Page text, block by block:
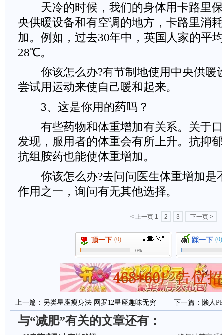
天冷的时候，我们的身体用卡路里保
央供暖设备和有空调的地方，卡路里消
加。例如，过去30年中，英国人家的平
28℃。
你该怎么办?有节制地使用中央供暖
尝试用运动来使自己暖和起来。
3、这是你用的药吗？
有些药物和体重增加有关系。关于口
发现，服用者的体重会有所上升。抗抑
抗组胺药也能使体重增加。
你该怎么办?去问问医生体重增加是
作用之一，询问有无其他选择。
< 上一页 1 2 3 下一页 >
顶一下 (0)
0%
踩一下 (0)
上一篇： 另类星座瘦身法 网罗12星座趣味无穷 下一篇：懒人
与“减肥”有关的文章还有：